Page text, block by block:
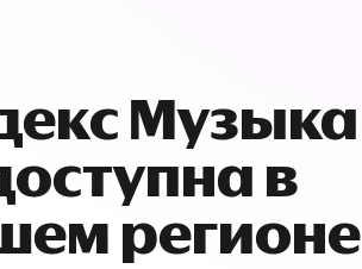
Музыка
в
регионе